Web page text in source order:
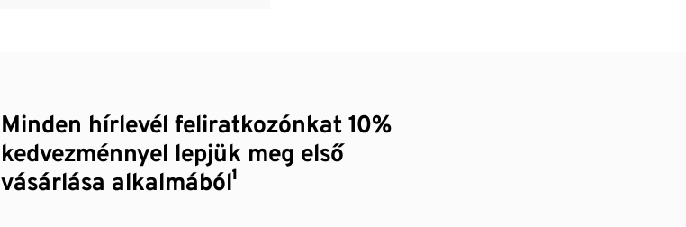
Minden hírlevél feliratkozónkat 10%
kedvezménnyel lepjük meg első
vásárlása alkalmából¹